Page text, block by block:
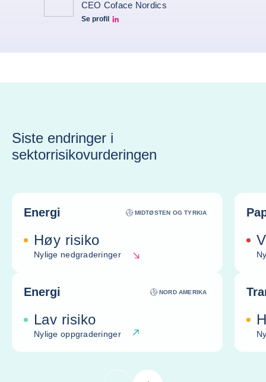
CEO Coface Nordics
Se profil
Pekka Puotunen LinkedIn
Siste endringer i
sektorrisikovurderingen
Energi MIDTØSTEN OG TYRKIA
Høy risiko
Nylige nedgraderinger
Energi NORD AMERIKA
Lav risiko
Nylige oppgraderinger